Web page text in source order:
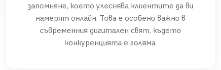
запомняне, което улеснява клиентите да ви
намерят онлайн. Това е особено важно в
съвременния дигитален свят, където
конкуренцията е голяма.